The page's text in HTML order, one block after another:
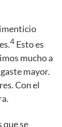
4 Esto es
mucho a
mayor.
Con el
que se